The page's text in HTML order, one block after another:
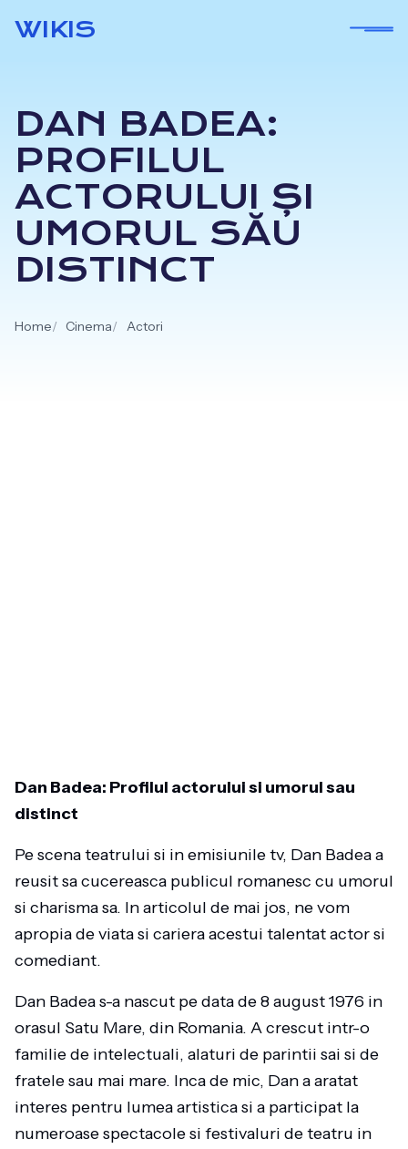
WIKIS
DAN BADEA:
PROFILUL
ACTORULUI ȘI
UMORUL SĂU
DISTINCT
Home Cinema Actori
Dan Badea: Profilul actorului si umorul sau
distinct
Pe scena teatrului si in emisiunile tv, Dan Badea a
reusit sa cucereasca publicul romanesc cu umorul
si charisma sa. In articolul de mai jos, ne vom
apropia de viata si cariera acestui talentat actor si
comediant.
Dan Badea s-a nascut pe data de 8 august 1976 in
orasul Satu Mare, din Romania. A crescut intr-o
familie de intelectuali, alaturi de parintii sai si de
fratele sau mai mare. Inca de mic, Dan a aratat
interes pentru lumea artistica si a participat la
numeroase spectacole si festivaluri de teatru in